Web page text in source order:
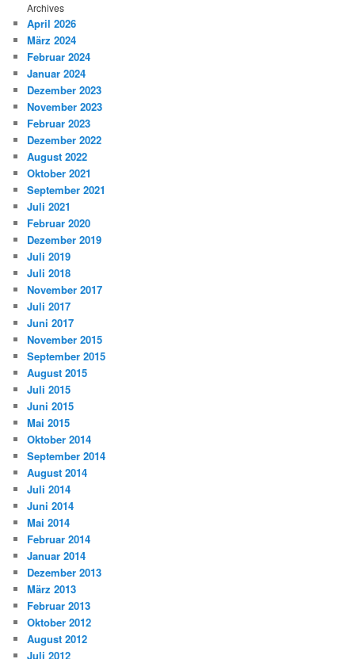
Archives
April 2026
März 2024
Februar 2024
Januar 2024
Dezember 2023
November 2023
Februar 2023
Dezember 2022
August 2022
Oktober 2021
September 2021
Juli 2021
Februar 2020
Dezember 2019
Juli 2019
Juli 2018
November 2017
Juli 2017
Juni 2017
November 2015
September 2015
August 2015
Juli 2015
Juni 2015
Mai 2015
Oktober 2014
September 2014
August 2014
Juli 2014
Juni 2014
Mai 2014
Februar 2014
Januar 2014
Dezember 2013
März 2013
Februar 2013
Oktober 2012
August 2012
Juli 2012